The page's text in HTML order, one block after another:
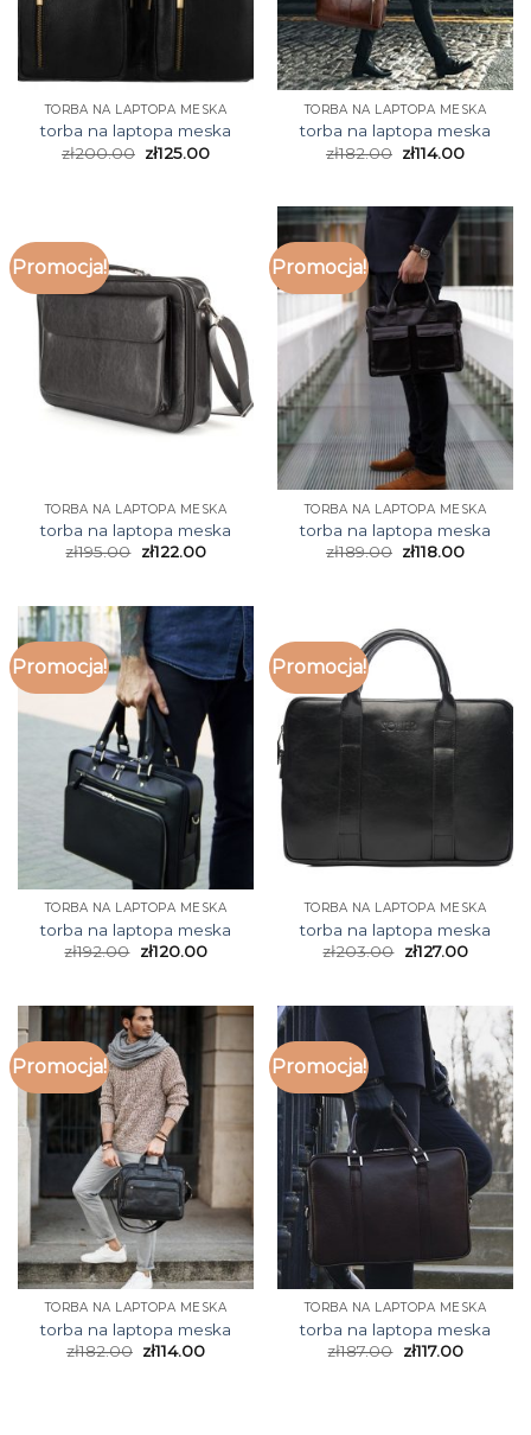
TORBA NA LAPTOPA MESKA
torba na laptopa meska
zł200.00 zł125.00
TORBA NA LAPTOPA MESKA
torba na laptopa meska
zł182.00 zł114.00
Promocja!
TORBA NA LAPTOPA MESKA
torba na laptopa meska
zł195.00 zł122.00
Promocja!
TORBA NA LAPTOPA MESKA
torba na laptopa meska
zł189.00 zł118.00
Promocja!
TORBA NA LAPTOPA MESKA
torba na laptopa meska
zł192.00 zł120.00
Promocja!
TORBA NA LAPTOPA MESKA
torba na laptopa meska
zł203.00 zł127.00
Promocja!
TORBA NA LAPTOPA MESKA
torba na laptopa meska
zł182.00 zł114.00
Promocja!
TORBA NA LAPTOPA MESKA
torba na laptopa meska
zł187.00 zł117.00